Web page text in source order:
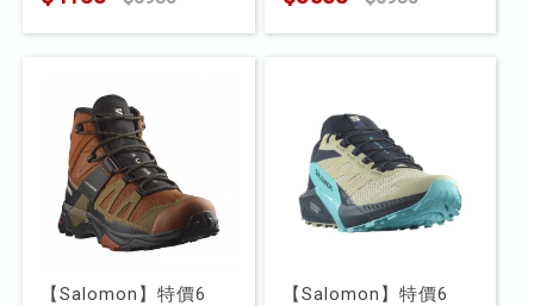
【Salomon】特價6
【Salomon】特價6